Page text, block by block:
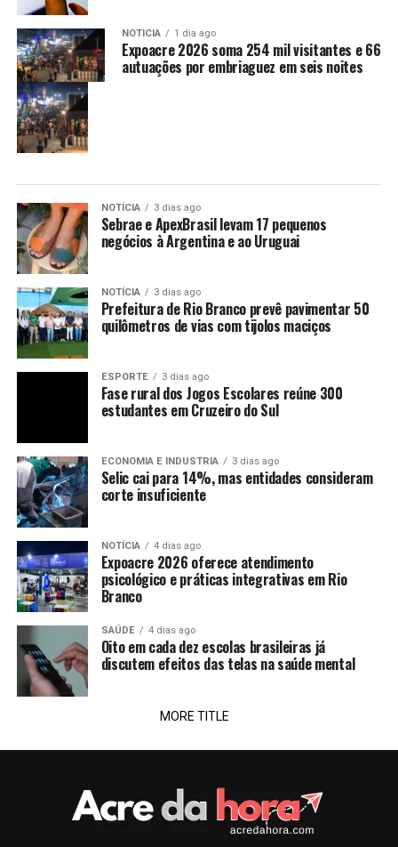
NOTÍCIA 1 dia ago
Expoacre 2026 soma 254 mil visitantes e 66
autuações por embriaguez em seis noites
NOTÍCIA 3 dias ago
Sebrae e ApexBrasil levam 17 pequenos
negócios à Argentina e ao Uruguai
NOTÍCIA 3 dias ago
Prefeitura de Rio Branco prevê pavimentar 50
quilômetros de vias com tijolos maciços
ESPORTE 3 dias ago
Fase rural dos Jogos Escolares reúne 300
estudantes em Cruzeiro do Sul
ECONOMIA E INDUSTRIA 3 dias ago
Selic cai para 14%, mas entidades consideram
corte insuficiente
NOTÍCIA 4 dias ago
Expoacre 2026 oferece atendimento
psicológico e práticas integrativas em Rio
Branco
SAÚDE 4 dias ago
Oito em cada dez escolas brasileiras já
discutem efeitos das telas na saúde mental
MORE TITLE